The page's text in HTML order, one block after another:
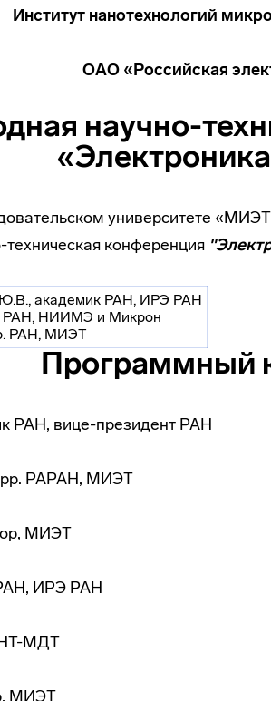
Институт нанотехнологий
ОАО «Российская
научно-
университете
техническая конференция
Ю.В., академик РАН, ИРЭ РАН
РАН, НИИМЭ и Микрон
. РАН, МИЭТ
Программный
РАН, вице-президент РАН
. РАРАН, МИЭТ
МИЭТ
ИРЭ РАН
НТ-МДТ
МИЭТ